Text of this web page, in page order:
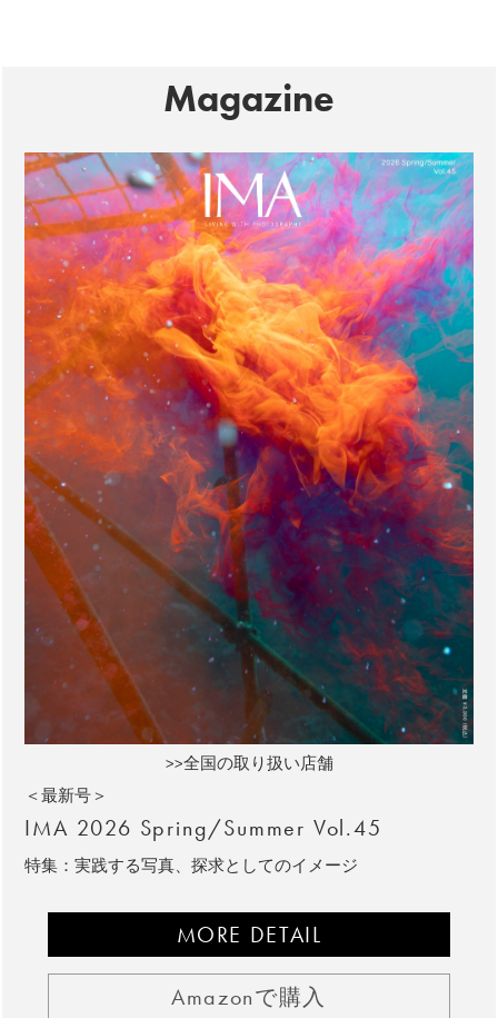
Magazine
>>全国の取り扱い店舗
＜最新号＞
IMA 2026 Spring/Summer Vol.45
特集：実践する写真、探求としてのイメージ
MORE DETAIL
Amazonで購入